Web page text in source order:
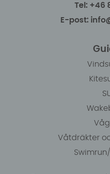
Tel: +46
E-post:
Våtdräkter